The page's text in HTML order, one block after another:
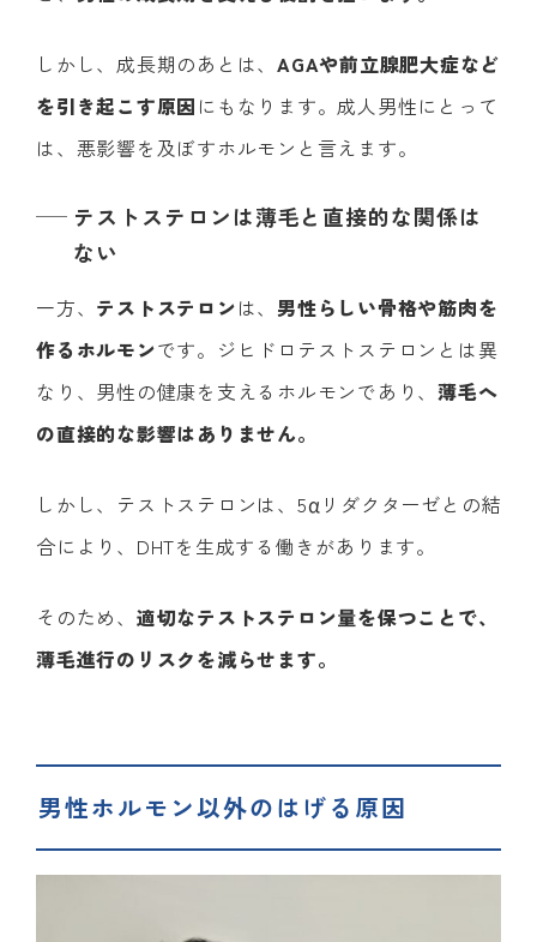
しかし、成長期のあとは、 AGAや前立腺肥大症など
を引き起こす原因 にもなります。成人男性にとって
は、悪影響を及ぼすホルモンと言えます。
テストステロンは薄毛と直接的な関係は
ない
一方、 テストステロンは、 男性らしい骨格や筋肉を
作るホルモンです。ジヒドロテストステロンとは異
なり、男性の健康を支えるホルモンであり、 薄毛へ
の直接的な影響はありません。
しかし、テストステロンは、5αリダクターゼとの結
合により、DHTを生成する働きがあります。
そのため、 適切なテストステロン量を保つことで、
薄毛進行のリスクを減らせます。
男性ホルモン以外のはげる原因